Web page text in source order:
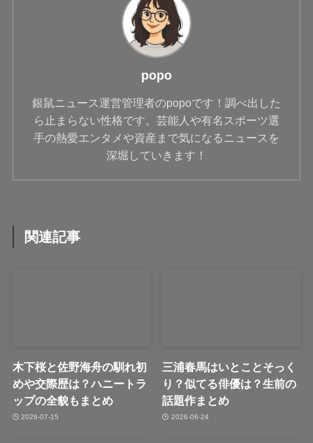
popo
銀鼠ニュース運営管理者のpopoです！調べ出した
ら止まらない性格です。芸能人や有名スポーツ選
手の熱愛エンタメや資産まで気になるニュースを
深堀していきます！
関連記事
木下桜と佐野海舟の馴れ初
めや交際歴は？ハニートラ
ップの全貌もまとめ
2026-07-15
三浦春馬はいとことそっく
り？似てる俳優は？生前の
話題作まとめ
2026-06-24